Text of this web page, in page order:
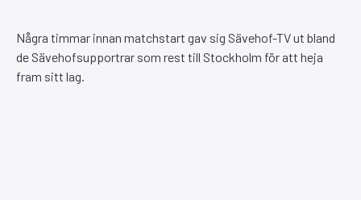
Några timmar innan matchstart gav sig Sävehof-TV ut bland
de Sävehofsupportrar som rest till Stockholm för att heja
fram sitt lag.